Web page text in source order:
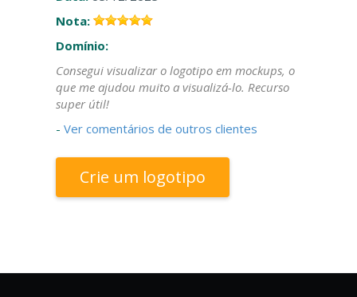
Nota:
Domínio:
Consegui visualizar o logotipo em mockups, o
que me ajudou muito a visualizá-lo. Recurso
super útil!
- Ver comentários de outros clientes
Crie um logotipo